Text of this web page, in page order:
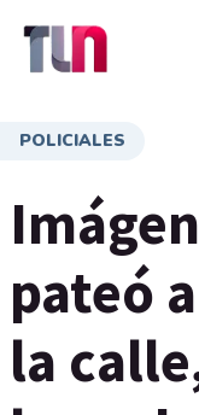
POLICIALES
pateó
la